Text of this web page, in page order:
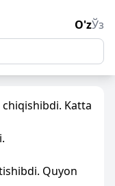
O'zЎз
Katta
Quyon